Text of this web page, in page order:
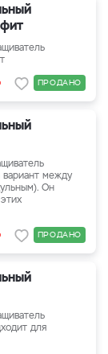
ПРОДАНО
между
Он
ПРОДАНО
для